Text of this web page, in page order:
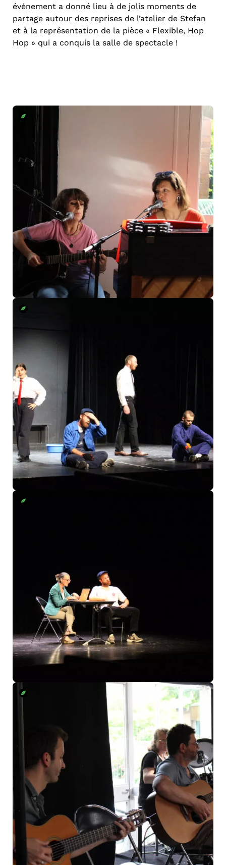
événement a donné lieu à de jolis moments de
partage autour des reprises de l’atelier de Stefan
et à la représentation de la pièce « Flexible, Hop
Hop » qui a conquis la salle de spectacle !